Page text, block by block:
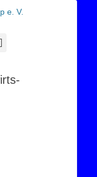
Lengerich-
e. V.